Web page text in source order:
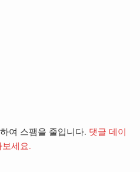
여 스팸을 줄입니다. 댓글 데이
세요.